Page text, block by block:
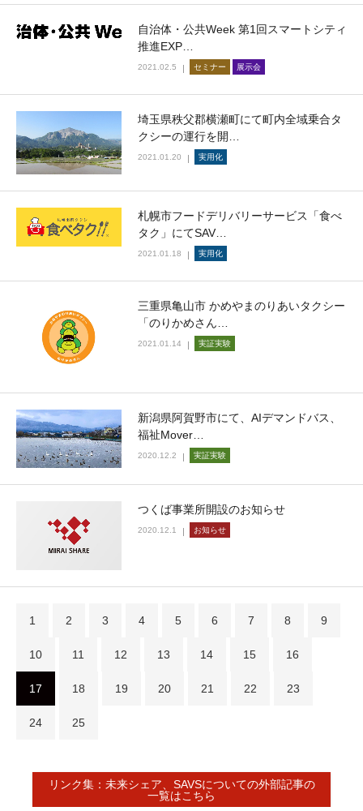
自治体・公共Week 第1回スマートシティ
推進EXP…
2021.02.5 セミナー 展示会
埼玉県秩父郡横瀬町にて町内全域乗合タ
クシーの運行を開…
2021.01.20 実用化
札幌市フードデリバリーサービス「食べ
タク」にてSAV…
2021.01.18 実用化
三重県亀山市 かめやまのりあいタクシー
「のりかめさん…
2021.01.14 実証実験
新潟県阿賀野市にて、AIデマンドバス、
福祉Mover…
2020.12.2 実証実験
つくば事業所開設のお知らせ
2020.12.1 お知らせ
1 2 3 4 5 6 7 8 9
10 11 12 13 14 15 16
17 18 19 20 21 22 23
24 25
リンク集：未来シェア、SAVSについての外部記事の
一覧はこちら